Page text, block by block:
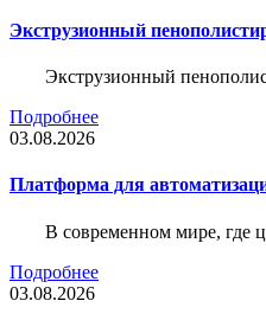
Экструзионный
Экструзионный
Подробнее
03.08.2026
Платформа для
В современном мире, где
Подробнее
03.08.2026